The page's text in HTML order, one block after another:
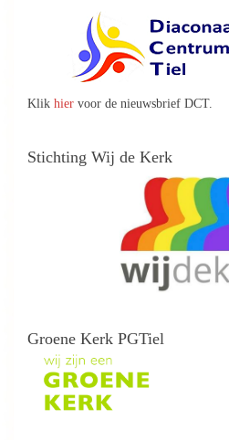
Klik hier voor de nieuwsbrief DCT.
Stichting Wij de Kerk
Groene Kerk PGTiel